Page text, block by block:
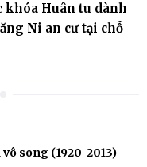
khóa Huân tu dành
Ni an cư tại chỗ
song (1920-2013)